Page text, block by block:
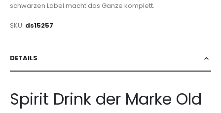
schwarzen Label macht das Ganze komplett.
SKU ds15257
DETAILS
Spirit Drink der Marke Old